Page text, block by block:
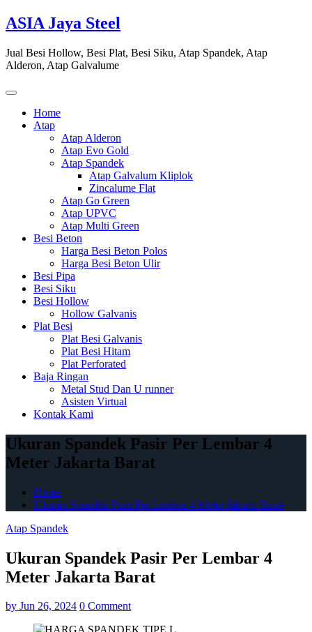
Skip
to
ASIA Jaya Steel
Jual Besi Hollow, Besi Plat, Besi Siku, Atap Spandek, Atap
Alderon, Atap Galvalume
Home
Atap
Atap Alderon
Atap Evo Gold
Atap Spandek
Atap Galvalum Kliplok
Zincalume Flat
Atap Go Green
Atap UPVC
Atap Multi Green
Besi Beton
Harga Besi Beton Polos
Harga Besi Beton Ulir
Besi Pipa
Besi Siku
Besi Hollow
Hollow Galvanis
Plat Besi
Plat Besi Galvanis
Plat Besi Hitam
Plat Perforated
Baja Ringan
Metal Stud Dan U runner
Asisten Virtual
Kontak Kami
Ukuran Spandek Pasir Per Lembar 4
Meter Jakarta Barat
Home
Ukuran Spandek Pasir Per Lembar 4 Meter Jakarta Barat
Atap Spandek
Ukuran Spandek Pasir Per Lembar 4
Meter Jakarta Barat
by Jun 26, 2024 0 Comment